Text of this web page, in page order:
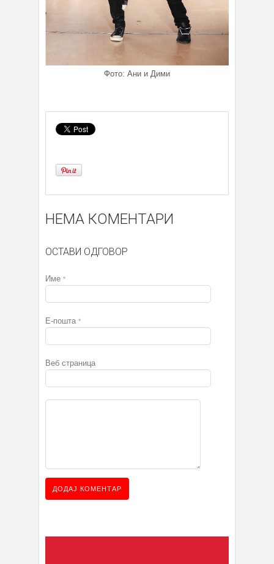
Фото: Ани и Дими
НЕМА КОМЕНТАРИ
ОСТАВИ ОДГОВОР
Име *
Е-пошта *
Веб страница